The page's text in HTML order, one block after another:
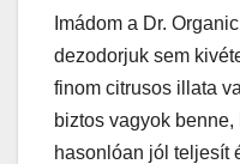
Imádom a Dr.
dezodorjuk sem
finom citrusos illata
biztos vagyok
hasonlóan jól teljesít